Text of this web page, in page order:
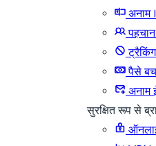
अनाम
पैसे
अनाम
सुरक्षित रूप से